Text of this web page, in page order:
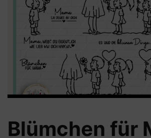
Blümchen für